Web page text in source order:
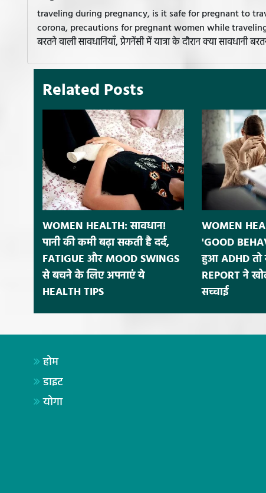
traveling during pregnancy, is it safe for pregnant to
corona, precautions for pregnant women while traveling
बरतने वाली सावधानियाँ, प्रेगनेंसी में यात्रा के दौरान क्या सावधानी
Related Posts
WOMEN HEALTH: सावधान!
पानी की कमी बढ़ा सकती है दर्द,
FATIGUE और MOOD SWINGS
से बचने के लिए अपनाएं ये
HEALTH TIPS
WOMEN
'GOOD
हुआ ADHD तो
REPORT ने
सच्चाई
होम
डाइट
योगा